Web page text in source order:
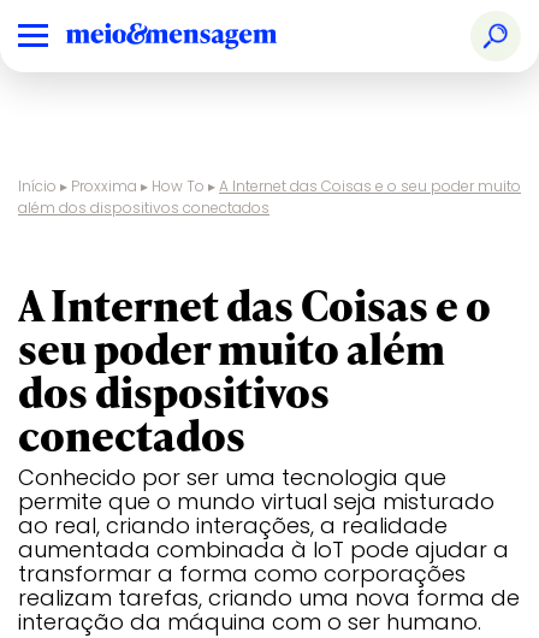
Início ▸ Proxxima ▸ How To ▸A Internet das Coisas e o seu poder muito
além dos dispositivos conectados
A Internet das Coisas e o
seu poder muito além
dos dispositivos
conectados
Conhecido por ser uma tecnologia que
permite que o mundo virtual seja misturado
ao real, criando interações, a realidade
aumentada combinada à IoT pode ajudar a
transformar a forma como corporações
realizam tarefas, criando uma nova forma de
interação da máquina com o ser humano.